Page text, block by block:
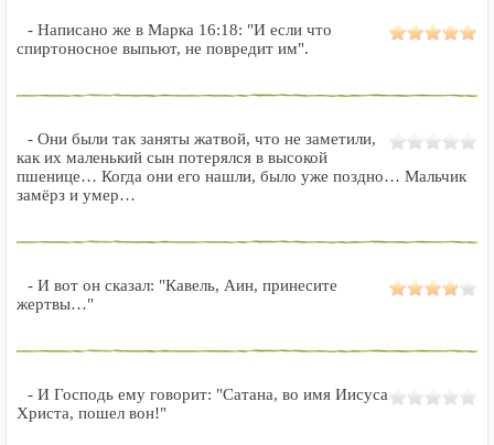
- Написано же в Марка 16:18: "И если что
спиртоносное выпьют, не повредит им".
- Они были так заняты жатвой, что не заметили,
как их маленький сын потерялся в высокой
пшенице… Когда они его нашли, было уже поздно… Мальчик
замёрз и умер…
- И вот он сказал: "Кавель, Аин, принесите
жертвы…"
- И Господь ему говорит: "Сатана, во имя Иисуса
Христа, пошел вон!"